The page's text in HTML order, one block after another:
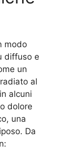
modo
diffuso e
un
al
alcuni
dolore
una
Da